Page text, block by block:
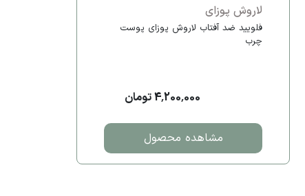
لاروش پوزای
فلویید ضد آفتاب لاروش پوزای پوست
چرب
4,200,000 تومان
مشاهده محصول